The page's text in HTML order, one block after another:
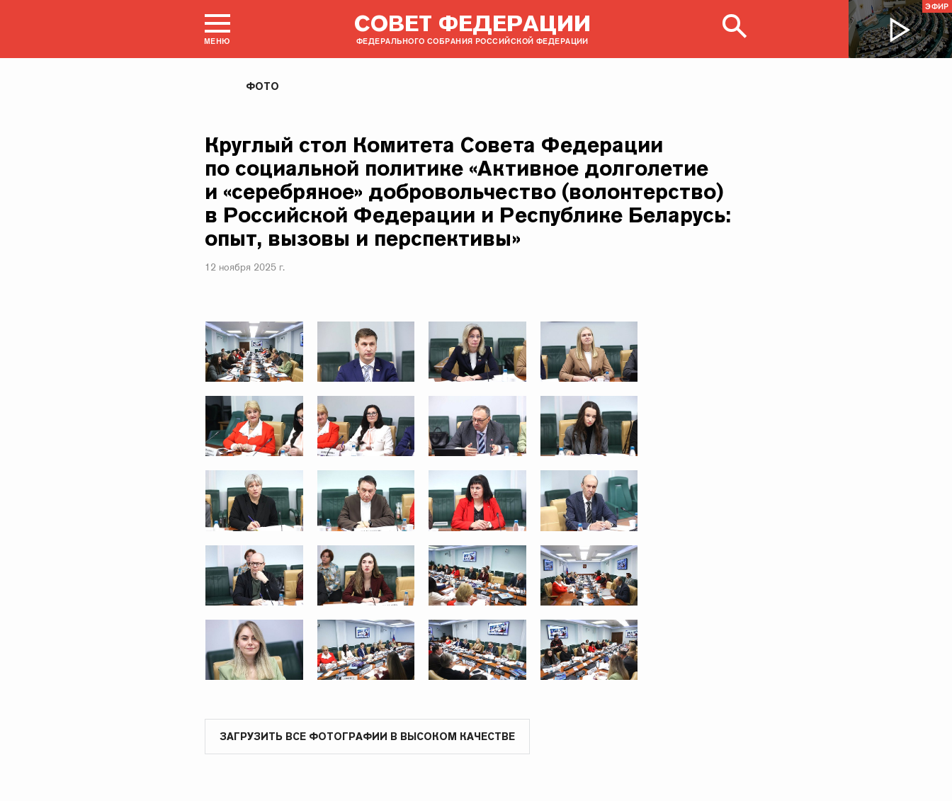
МЕНЮ
СОВЕТ ФЕДЕРАЦИИ
ФЕДЕРАЛЬНОГО СОБРАНИЯ РОССИЙСКОЙ ФЕДЕРАЦИИ
ЭФИР
ФОТО
Круглый стол Комитета Совета Федерации
по социальной политике «Активное долголетие
и «серебряное» добровольчество (волонтерство)
в Российской Федерации и Республике Беларусь:
опыт, вызовы и перспективы»
12 ноября 2025 г.
ЗАГРУЗИТЬ ВСЕ ФОТОГРАФИИ В ВЫСОКОМ КАЧЕСТВЕ